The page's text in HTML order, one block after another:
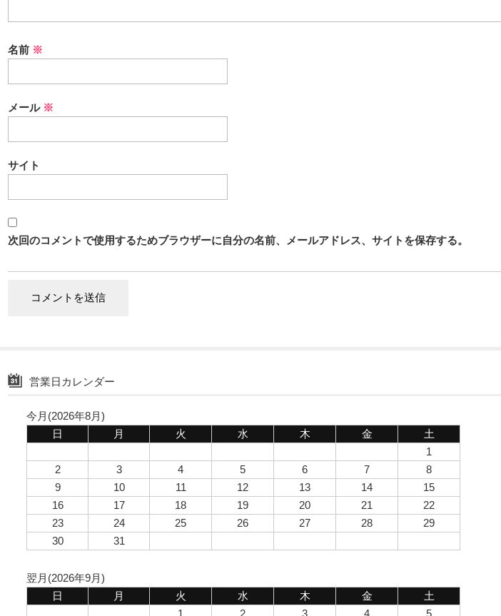
名前 ※
メール ※
サイト
次回のコメントで使用するためブラウザーに自分の名前、メールアドレス、サイトを保存する。
営業日カレンダー
今月(2026年8月)
日
月 火 水 木 金
土
1
2
3 4 5 6 7
8
9
10 11 12 13 14
15
16
17 18 19 20 21
22
23
24 25 26 27 28
29
30
31
翌月(2026年9月)
日
月 火 水 木 金
土
1
2 3 4
5